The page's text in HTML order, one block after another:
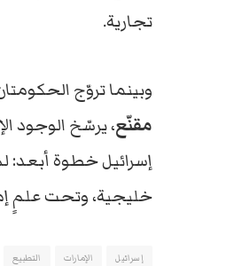
تجارية.
وبينما تروّج
مقنّع، يرسّخ الوجود
إسرائيل خطوة أبعد:
خليجية، وتحت علمٍ
إسرائيل الإمارات التطبيع